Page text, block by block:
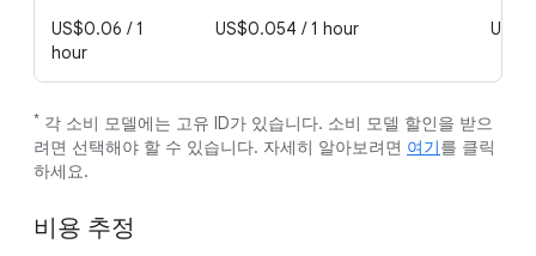
US$0.06 / 1
hour
US$0.054 / 1 hour
* 각 소비 모델에는 고유 ID가 있습니다. 소비 모델 할인을 받으
려면 선택해야 할 수 있습니다. 자세히 알아보려면 여기를 클릭
하세요.
비용 추정